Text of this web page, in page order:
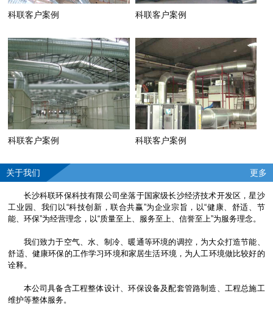
科联客户案例 科联客户案例
科联客户案例 科联客户案例
关于我们 更多
长沙科联环保科技有限公司坐落于国家级长沙经济技术开发区，星沙
工业园、我们以“科技创新，联合共赢”为企业宗旨，以“健康、舒适、节
能、环保”为经营理念，以“质量至上、服务至上、信誉至上”为服务理念。
我们致力于空气、水、制冷、暖通等环境的调控，为大众打造节能、
舒适、健康环保的工作学习环境和家居生活环境，为人工环境做比较好的
诠释。
本公司具备含工程整体设计、环保设备及配套管路制造、工程总施工
维护等整体服务。